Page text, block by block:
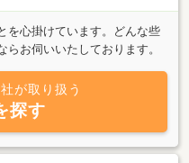
を心掛けています。どんな些
お伺いいたしております。
が取り扱う
探す